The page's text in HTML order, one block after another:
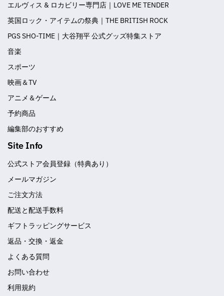
エルヴィス & ロカビリー専門店｜LOVE ME TENDER
英国ロック・アイテムの祭典｜THE BRITISH ROCK
PGS SHO-TIME｜大谷翔平 公式グッズ特集ストア
音楽
スポーツ
映画＆TV
アニメ＆ゲーム
予約商品
編集部のおすすめ
Site Info
公式ストア会員登録（特典あり）
メールマガジン
ご注文方法
配送と配送手数料
ギフトラッピングサービス
返品・交換・返金
よくある質問
お問い合わせ
利用規約